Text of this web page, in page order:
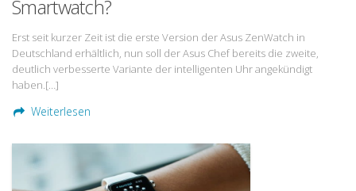
Smartwatch?
Erst seit kurzer Zeit ist die erste Version der Asus ZenWatch in
Deutschland erhältlich, nun soll der Asus Chef bereits die zweite,
deutlich verbesserte Variante der intelligenten Uhr angekündigt
haben.[…]
Weiterlesen